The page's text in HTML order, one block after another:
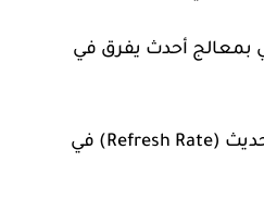
بمعالج أحدث يفرق في
ما أهمية معدل التحديث (Refresh Rate) في